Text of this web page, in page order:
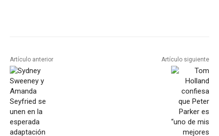
Artículo anterior Artículo siguiente